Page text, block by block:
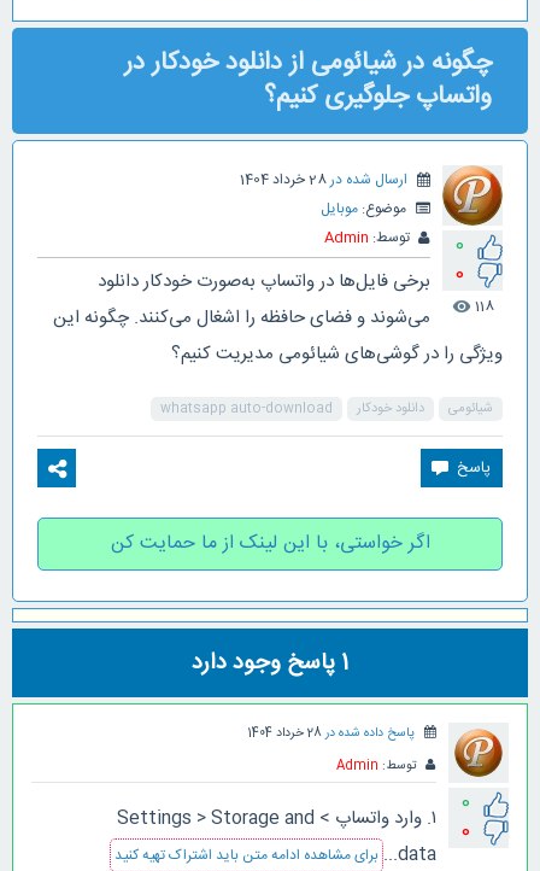
چگونه در شیائومی از دانلود خودکار در
واتساپ جلوگیری کنیم؟
0
0
118
visibility
ارسال شده در28 خرداد 1404
موضوع: موبایل
توسط: Admin
برخی فایل‌ها در واتساپ به‌صورت خودکار دانلود
می‌شوند و فضای حافظه را اشغال می‌کنند. چگونه این
ویژگی را در گوشی‌های شیائومی مدیریت کنیم؟
شیائومی دانلود خودکار whatsapp auto-download
اگر خواستی، با این لینک از ما حمایت کن
1پاسخ وجود دارد
0
0
پاسخ داده شده در28 خرداد 1404
توسط: Admin
۱. وارد واتساپ > Settings > Storage and
data...
برای مشاهده ادامه متن باید اشتراک تهیه کنید